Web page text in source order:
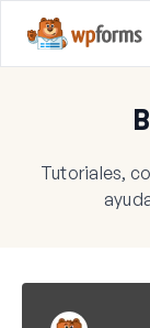
Tutoriales,